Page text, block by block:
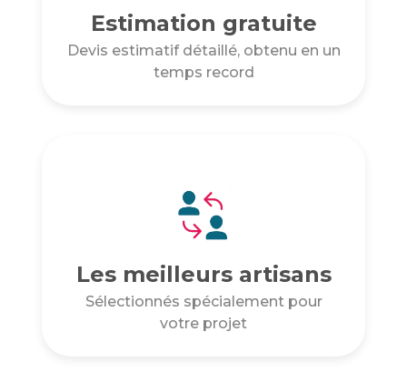
Estimation gratuite
Devis estimatif détaillé, obtenu en un
temps record
Les meilleurs artisans
Sélectionnés spécialement pour
votre projet